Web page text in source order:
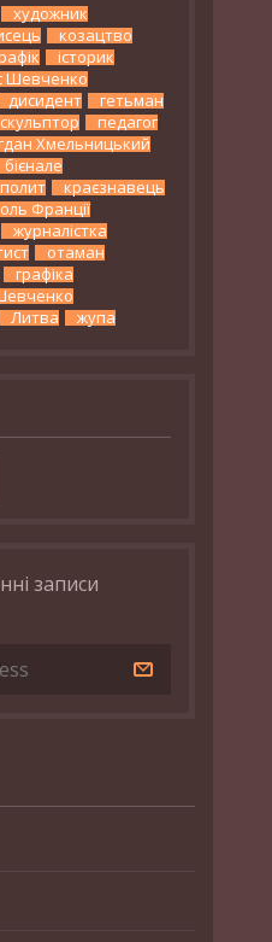
художник
козацтво
історик
Шевченко
дисидент
гетьман
скульптор
педагог
Хмельницький
бієнале
краєзнавець
Франції
журналістка
отаман
графіка
Литва жупа
записи